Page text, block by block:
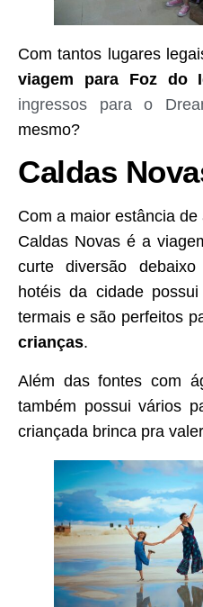
Com tantos lugares
viagem para Foz do
ingressos para o
mesmo?
Caldas
Com a maior estância
Caldas Novas é a
curte diversão
hotéis da cidade
termais e são perfeitos
crianças.
Além das fontes com
também possui vários
criançada brinca pra